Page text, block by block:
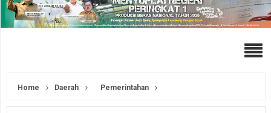
Home Daerah Pemerintahan